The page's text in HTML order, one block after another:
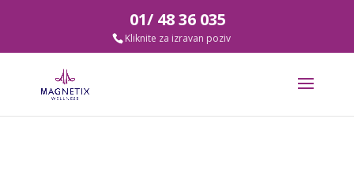
01/ 48 36 035